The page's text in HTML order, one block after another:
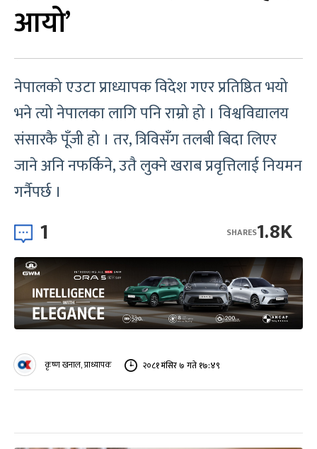
आयो’
नेपालको एउटा प्राध्यापक विदेश गएर प्रतिष्ठित भयो
भने त्यो नेपालका लागि पनि राम्रो हो । विश्वविद्यालय
संसारकै पूँजी हो । तर, त्रिविसँग तलबी बिदा लिएर
जाने अनि नफर्किने, उतै लुक्ने खराब प्रवृत्तिलाई नियमन
गर्नैपर्छ ।
1 1.8K
SHARES
कृष्ण खनाल, प्राध्यापक २०८१ मंसिर ७ गते १७:४९